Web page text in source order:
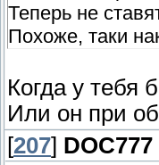
Теперь не
Похоже, таки
Когда у тебя
Или он при
[207] DOC777